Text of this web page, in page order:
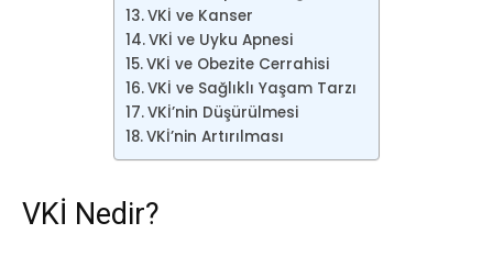
VKİ ve Kanser
VKİ ve Uyku Apnesi
VKİ ve Obezite Cerrahisi
VKİ ve Sağlıklı Yaşam Tarzı
VKİ’nin Düşürülmesi
VKİ’nin Artırılması
VKİ Nedir?